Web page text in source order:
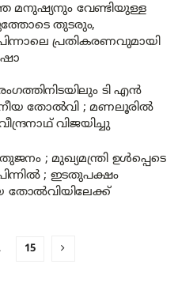
മനുഷ്യനും വേണ്ടിയുള്ള
തുടരും,
പ്രതികരണവുമായി
ടി എൻ
തോൽവി ; മണലൂരിൽ
വിജയിച്ചു
; മുഖ്യമന്ത്രി ഉൾപ്പെടെ
പിന്നിൽ ; ഇടതുപക്ഷം
തോൽവിയിലേക്ക്
15